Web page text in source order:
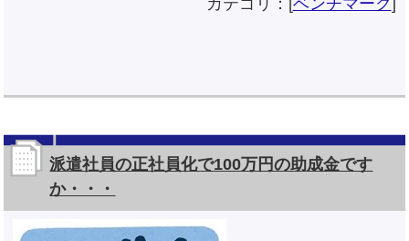
派遣社員の正社員化で100万円の助成金です
か・・・